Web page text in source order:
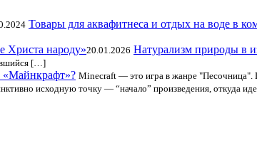
Товары для аквафитнеса и отдых на воде в
20.01.2026 Натурализм природы в
[…]
«Майнкрафт»? Minecraft — это игра в жанре "Песочница".
исходную точку — “начало” произведения, откуда